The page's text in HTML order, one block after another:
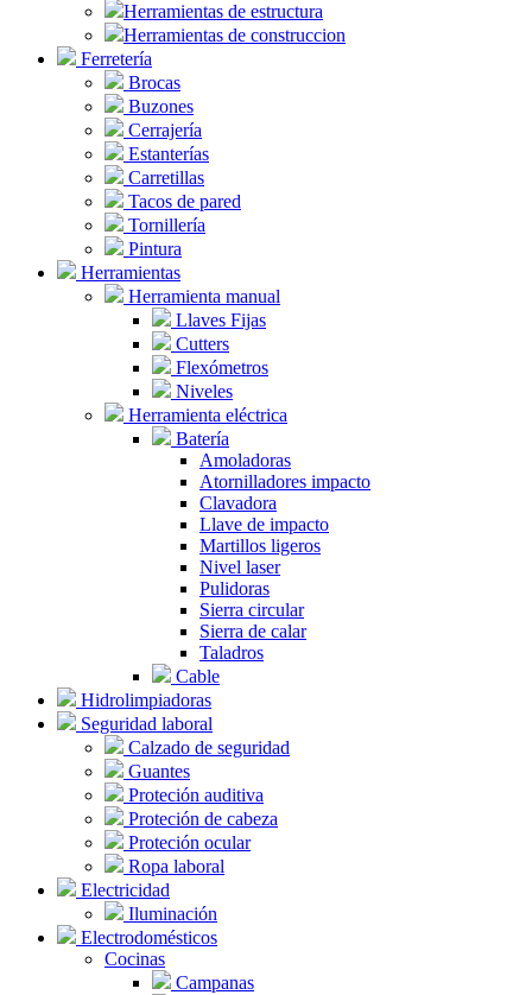
Herramientas de estructura
Herramientas de construccion
Ferretería
Brocas
Buzones
Cerrajería
Estanterías
Carretillas
Tacos de pared
Tornillería
Pintura
Herramientas
Herramienta manual
Llaves Fijas
Cutters
Flexómetros
Niveles
Herramienta eléctrica
Batería
Amoladoras
Atornilladores impacto
Clavadora
Llave de impacto
Martillos ligeros
Nivel laser
Pulidoras
Sierra circular
Sierra de calar
Taladros
Cable
Hidrolimpiadoras
Seguridad laboral
Calzado de seguridad
Guantes
Proteción auditiva
Proteción de cabeza
Proteción ocular
Ropa laboral
Electricidad
Iluminación
Electrodomésticos
Cocinas
Campanas